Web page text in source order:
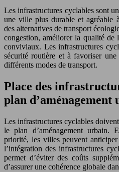
Les infrastructures cyclables sont
une ville plus durable et
des alternatives de transport
congestion, améliorer la qualité de
conviviaux. Les infrastructures
sécurité routière et à favoriser
différents modes de transport.
Place des
plan d’aménagement
Les infrastructures cyclables
le plan d’aménagement urbain.
priorité, les villes peuvent
l’intégration des infrastructures
permet d’éviter des coûts
d’assurer une cohérence globale